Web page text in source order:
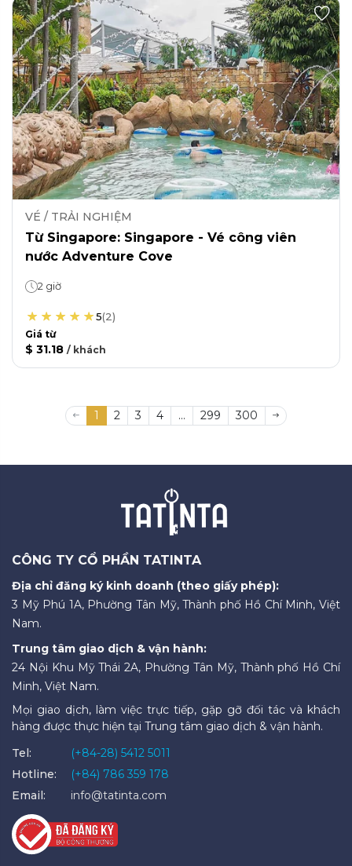
VÉ / TRẢI NGHIỆM
Từ Singapore: Singapore - Vé công viên
nước Adventure Cove
2 giờ
5(2)
Giá từ
$ 31.18 / khách
1 2 3 4 ... 299 300
CÔNG TY CỔ PHẦN TATINTA
Địa chỉ đăng ký kinh doanh (theo giấy phép):
3 Mỹ Phú 1A, Phường Tân Mỹ, Thành phố Hồ Chí Minh, Việt
Nam.
Trung tâm giao dịch & vận hành:
24 Nội Khu Mỹ Thái 2A, Phường Tân Mỹ, Thành phố Hồ Chí
Minh, Việt Nam.
Mọi giao dịch, làm việc trực tiếp, gặp gỡ đối tác và khách
hàng được thực hiện tại Trung tâm giao dịch & vận hành.
Tel:
(+84-28) 5412 5011
Hotline:
(+84) 786 359 178
Email:
info@tatinta.com